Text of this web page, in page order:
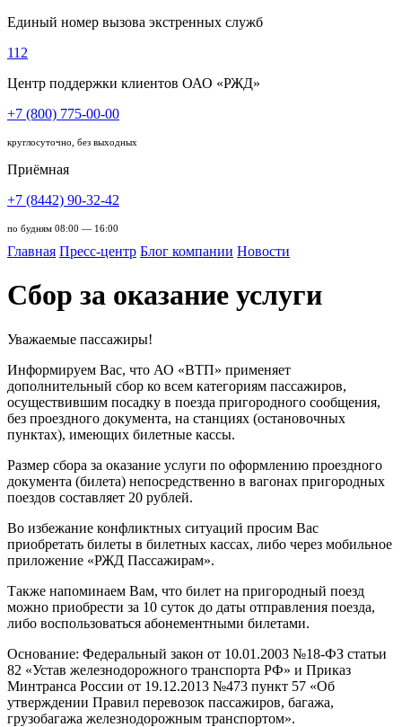
Единый номер вызова экстренных служб
112
Центр поддержки клиентов ОАО «РЖД»
+7 (800) 775-00-00
круглосуточно, без выходных
Приёмная
+7 (8442) 90-32-42
по будням 08:00 — 16:00
Главная Пресс-центр Блог компании Новости
Сбор за оказание услуги
Уважаемые пассажиры!
Информируем Вас, что АО «ВТП» применяет
дополнительный сбор ко всем категориям пассажиров,
осуществившим посадку в поезда пригородного сообщения,
без проездного документа, на станциях (остановочных
пунктах), имеющих билетные кассы.
Размер сбора за оказание услуги по оформлению проездного
документа (билета) непосредственно в вагонах пригородных
поездов составляет 20 рублей.
Во избежание конфликтных ситуаций просим Вас
приобретать билеты в билетных кассах, либо через мобильное
приложение «РЖД Пассажирам».
Также напоминаем Вам, что билет на пригородный поезд
можно приобрести за 10 суток до даты отправления поезда,
либо воспользоваться абонементными билетами.
Основание: Федеральный закон от 10.01.2003 №18-ФЗ статьи
82 «Устав железнодорожного транспорта РФ» и Приказ
Минтранса России от 19.12.2013 №473 пункт 57 «Об
утверждении Правил перевозок пассажиров, багажа,
грузобагажа железнодорожным транспортом».